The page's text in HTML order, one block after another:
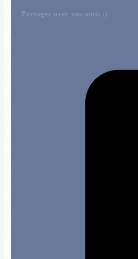
Partagez avec vos amis :)